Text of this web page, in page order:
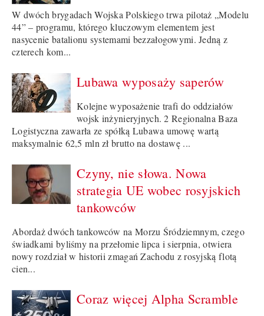
W dwóch brygadach Wojska Polskiego trwa pilotaż „Modelu
44” – programu, którego kluczowym elementem jest
nasycenie batalionu systemami bezzałogowymi. Jedną z
czterech kom...
Lubawa wyposaży saperów
Kolejne wyposażenie trafi do oddziałów
wojsk inżynieryjnych. 2 Regionalna Baza
Logistyczna zawarła ze spółką Lubawa umowę wartą
maksymalnie 62,5 mln zł brutto na dostawę ...
Czyny, nie słowa. Nowa
strategia UE wobec rosyjskich
tankowców
Abordaż dwóch tankowców na Morzu Śródziemnym, czego
świadkami byliśmy na przełomie lipca i sierpnia, otwiera
nowy rozdział w historii zmagań Zachodu z rosyjską flotą
cien...
Coraz więcej Alpha Scramble